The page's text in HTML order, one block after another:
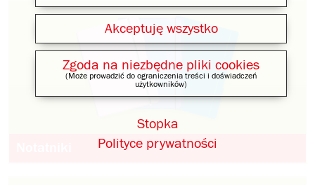
Akceptuję wszystko
Zgoda na niezbędne pliki cookies
(Może prowadzić do ograniczenia treści i doświadczeń
użytkowników)
Polityce prywatności
Stopka